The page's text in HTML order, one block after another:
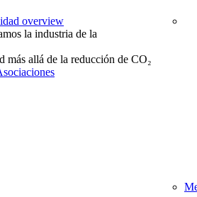
overview
la industria de la
más allá de la reducción de CO₂